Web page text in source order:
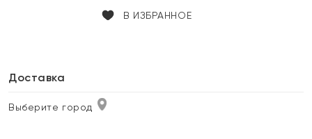
В ИЗБРАННОЕ
Доставка
Выберите город